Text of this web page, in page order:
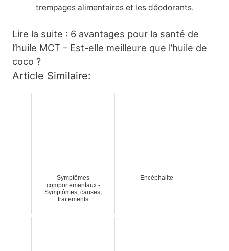
trempages alimentaires et les déodorants.
Lire la suite : 6 avantages pour la santé de
l’huile MCT – Est-elle meilleure que l’huile de
coco ?
Article Similaire:
Symptômes
comportementaux -
Symptômes, causes,
traitements
Encéphalite